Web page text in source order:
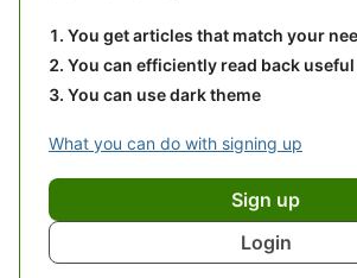
You get articles that match your
You can efficiently read back
You can use dark theme
What you can do with signing up
Sign up
Login